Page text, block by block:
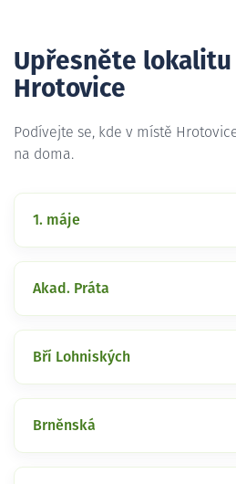
Upřesněte
Hrotovice
Podívejte se, kde v místě
na doma.
1. máje
Akad. Práta
Bří Lohniských
Brněnská